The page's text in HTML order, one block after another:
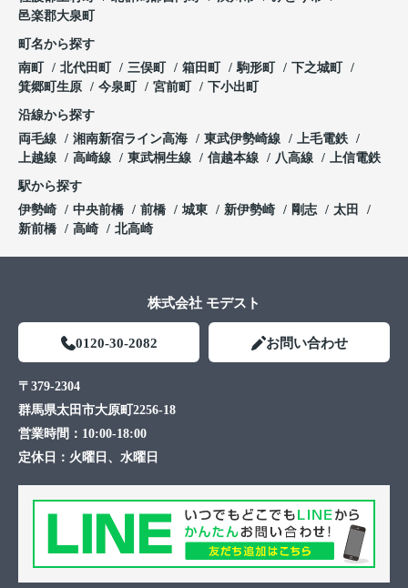
邑楽郡大泉町
町名から探す
南町
北代田町 三俣町 箱田町 駒形町
下之城町
箕郷町生原
今泉町 宮前町 下小出町
沿線から探す
両毛線
湘南新宿ライン高海 東武伊勢崎線
上毛電鉄
上越線
高崎線 東武桐生線 信越本線 八高線 上信電鉄
駅から探す
伊勢崎
中央前橋 前橋 城東 新伊勢崎 剛志
太田
新前橋
高崎 北高崎
株式会社 モデスト
0120-30-2082 お問い合わせ
〒379-2304
群馬県太田市大原町2256-18
営業時間： 10:00-18:00
定休日： 火曜日、水曜日